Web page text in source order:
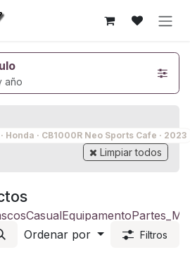
año
· CB1000R Neo Sports Cafe · 2023
Limpiar todos
CasualEquipamento
Ordenar por
Filtros